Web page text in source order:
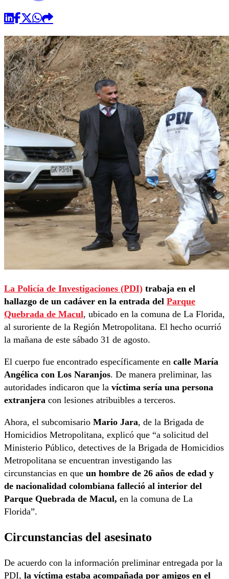
La Policía de Investigaciones (PDI) trabaja en el
hallazgo de un cadáver en la entrada del Parque
Quebrada de Macul, ubicado en la comuna de La Florida,
al suroriente de la Región Metropolitana. El hecho ocurrió
la mañana de este sábado 31 de agosto.
El cuerpo fue encontrado específicamente en calle María
Angélica con Los Naranjos. De manera preliminar, las
autoridades indicaron que la víctima sería una persona
extranjera con lesiones atribuibles a terceros.
Ahora, el subcomisario Mario Jara, de la Brigada de
Homicidios Metropolitana, explicó que “a solicitud del
Ministerio Público, detectives de la Brigada de Homicidios
Metropolitana se encuentran investigando las
circunstancias en que un hombre de 26 años de edad y
de nacionalidad colombiana falleció al interior del
Parque Quebrada de Macul, en la comuna de La
Florida”.
Circunstancias del asesinato
De acuerdo con la información preliminar entregada por la
PDI, la víctima estaba acompañada por amigos en el